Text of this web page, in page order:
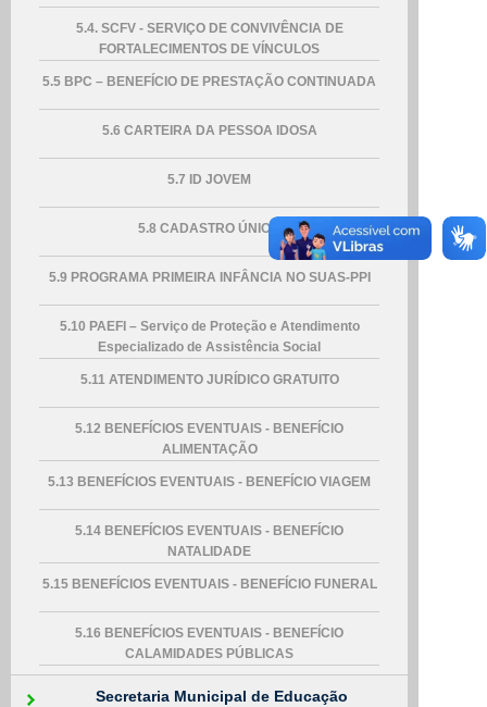
5.4. SCFV - SERVIÇO DE CONVIVÊNCIA DE
FORTALECIMENTOS DE VÍNCULOS
5.5 BPC – BENEFÍCIO DE PRESTAÇÃO CONTINUADA
5.6 CARTEIRA DA PESSOA IDOSA
5.7 ID JOVEM
5.8 CADASTRO ÚNICO
5.9 PROGRAMA PRIMEIRA INFÂNCIA NO SUAS-PPI
5.10 PAEFI – Serviço de Proteção e Atendimento
Especializado de Assistência Social
5.11 ATENDIMENTO JURÍDICO GRATUITO
5.12 BENEFÍCIOS EVENTUAIS - BENEFÍCIO
ALIMENTAÇÃO
5.13 BENEFÍCIOS EVENTUAIS - BENEFÍCIO VIAGEM
5.14 BENEFÍCIOS EVENTUAIS - BENEFÍCIO
NATALIDADE
5.15 BENEFÍCIOS EVENTUAIS - BENEFÍCIO FUNERAL
5.16 BENEFÍCIOS EVENTUAIS - BENEFÍCIO
CALAMIDADES PÚBLICAS
Secretaria Municipal de Educação